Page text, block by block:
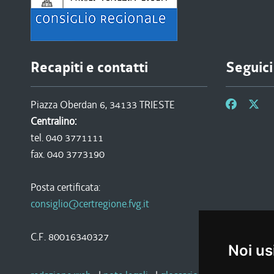
Noi
Recapiti e contatti
Piazza Oberdan 6, 34133 TRIESTE
Centralino:
tel. 040 3771111
fax. 040 3773190
Posta certificata:
consiglio@certregione.fvg.it
C.F. 80016340327